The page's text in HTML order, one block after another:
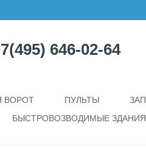
646-02-64
ВОРОТ ПУЛЬТЫ
БЫСТРОВОЗВОДИМЫЕ ЗДАНИЯ